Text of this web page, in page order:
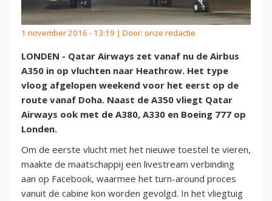
1 november 2016 - 13:19 | Door: onze redactie
LONDEN - Qatar Airways zet vanaf nu de Airbus
A350 in op vluchten naar Heathrow. Het type
vloog afgelopen weekend voor het eerst op de
route vanaf Doha. Naast de A350 vliegt Qatar
Airways ook met de A380, A330 en Boeing 777 op
Londen.
Om de eerste vlucht met het nieuwe toestel te vieren,
maakte de maatschappij een livestream verbinding
aan op Facebook, waarmee het turn-around proces
vanuit de cabine kon worden gevolgd. In het vliegtuig